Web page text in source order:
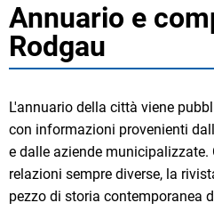
Annuario
e
compact
di
Rodgau
Annuario e
Rodgau
L'annuario della città viene
con informazioni provenienti
e dalle aziende municipalizzate.
relazioni sempre diverse, la
pezzo di storia contemporanea